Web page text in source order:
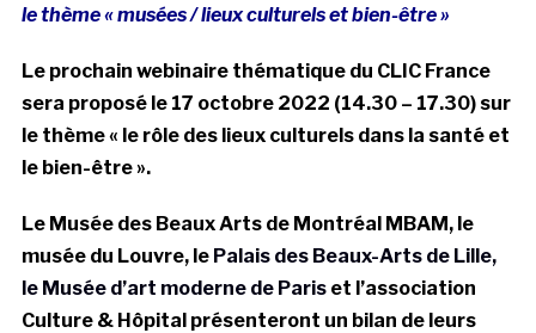
le thème « musées / lieux culturels et bien-être »
Le prochain webinaire thématique du CLIC France
sera proposé le 17 octobre 2022 (14.30 – 17.30) sur
le thème « le rôle des lieux culturels dans la santé et
le bien-être ».
Le Musée des Beaux Arts de Montréal MBAM, le
musée du Louvre, le Palais des Beaux-Arts de Lille,
le Musée d’art moderne de Pariset l’association
Culture & Hôpital présenteront un bilan de leurs